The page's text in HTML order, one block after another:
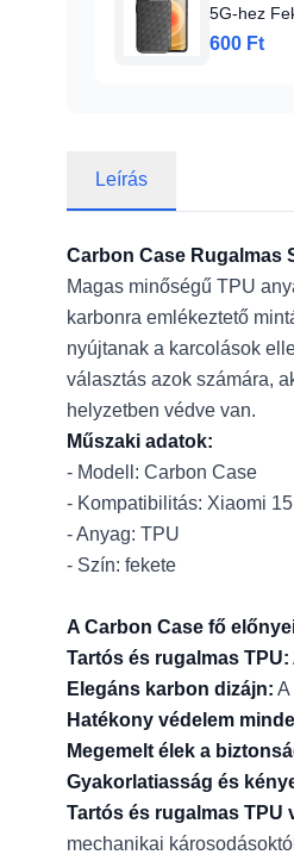
5G-hez
600 Ft
Leírás
Carbon Case Rugalmas
Magas minőségű TPU
karbonra emlékeztető
nyújtanak a karcolások
választás azok számára,
helyzetben védve van.
Műszaki adatok:
- Modell: Carbon Case
- Kompatibilitás: Xiaomi
- Anyag: TPU
- Szín: fekete
A Carbon Case fő
Tartós és rugalmas TPU:
Elegáns karbon dizájn: A
Hatékony védelem
Megemelt élek a
Gyakorlatiasság és
Tartós és rugalmas TPU
mechanikai